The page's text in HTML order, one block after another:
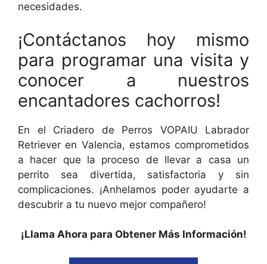
necesidades.
¡Contáctanos hoy mismo
para programar una visita y
conocer a nuestros
encantadores cachorros!
En el Criadero de Perros VOPAIU Labrador
Retriever en Valencia, estamos comprometidos
a hacer que la proceso de llevar a casa un
perrito sea divertida, satisfactoria y sin
complicaciones. ¡Anhelamos poder ayudarte a
descubrir a tu nuevo mejor compañero!
¡Llama Ahora para Obtener Más Información!